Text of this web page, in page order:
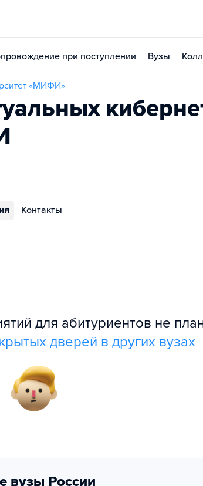
при поступлении Вузы
«МИФИ»
Контакты
для абитуриентов не
дверей в других вузах
вузы России